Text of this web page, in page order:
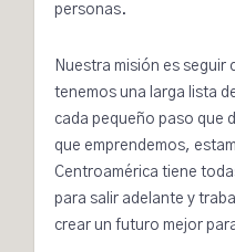
personas.
Nuestra misión es seguir
tenemos una larga lista
cada pequeño paso que
que emprendemos,
Centroamérica tiene
para salir adelante y
crear un futuro mejor